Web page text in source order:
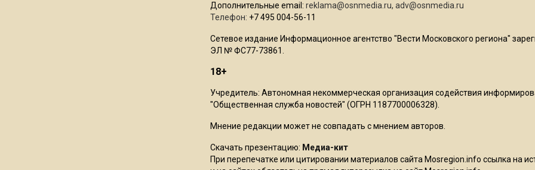
Дополнительные email: reklama@osnmedia.ru, adv@osnmedia.ru
Телефон: +7 495 004-56-11
Сетевое издание Информационное агентство "Вести Московского региона"
ЭЛ № ФС77-73861.
18+
Учредитель: Автономная некоммерческая организация содействия
"Общественная служба новостей" (ОГРН 1187700006328).
Мнение редакции может не совпадать с мнением авторов.
Скачать презентацию: Медиа-кит
При перепечатке или цитировании материалов сайта Mosregion.info ссылка на